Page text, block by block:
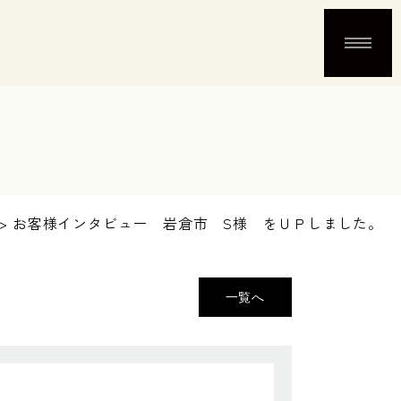
お客様インタビュー 岩倉市 S様 をＵＰしました。
一覧へ